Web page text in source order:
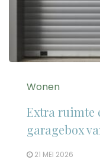
Wonen
Extra ruimte
garagebox
21 MEI 2026